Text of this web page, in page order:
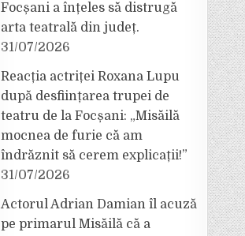
Focșani a înțeles să distrugă
arta teatrală din județ.
31/07/2026
Reacția actriței Roxana Lupu
după desființarea trupei de
teatru de la Focșani: „Misăilă
mocnea de furie că am
îndrăznit să cerem explicații!”
31/07/2026
Actorul Adrian Damian îl acuză
pe primarul Misăilă că a